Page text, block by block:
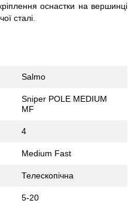
оснастки на вершинці
сталі.
Salmo
Sniper POLE MEDIUM
MF
4
Medium Fast
Телескопічна
5-20